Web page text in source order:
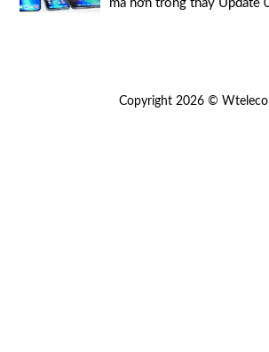
mà hơn trông thấy Update
Copyright 2026 ©